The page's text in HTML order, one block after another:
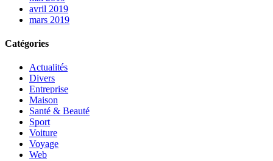
avril 2019
mars 2019
Catégories
Actualités
Divers
Entreprise
Maison
Santé & Beauté
Sport
Voiture
Voyage
Web